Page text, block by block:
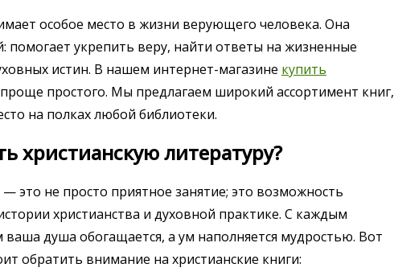
особое место в жизни верующего человека. Она
помогает укрепить веру, найти ответы на жизненные
истин. В нашем интернет-магазине купить
простого. Мы предлагаем широкий ассортимент книг,
на полках любой библиотеки.
христианскую литературу?
это не просто приятное занятие; это возможность
христианства и духовной практике. С каждым
душа обогащается, а ум наполняется мудростью. Вот
обратить внимание на христианские книги: